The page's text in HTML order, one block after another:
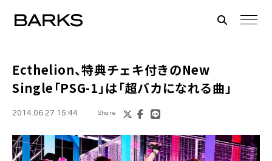
Ecthelion、特典チェキ付きのNew
Single「PSG-1」は「超バカになれる曲」
2014.06.27 15:44 Share